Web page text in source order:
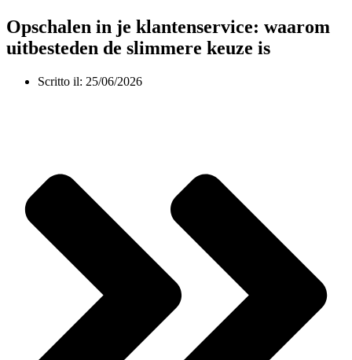
Opschalen in je klantenservice: waarom
uitbesteden de slimmere keuze is
Scritto il: 25/06/2026